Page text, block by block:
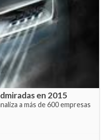
en 2015
a más de 600 empresas